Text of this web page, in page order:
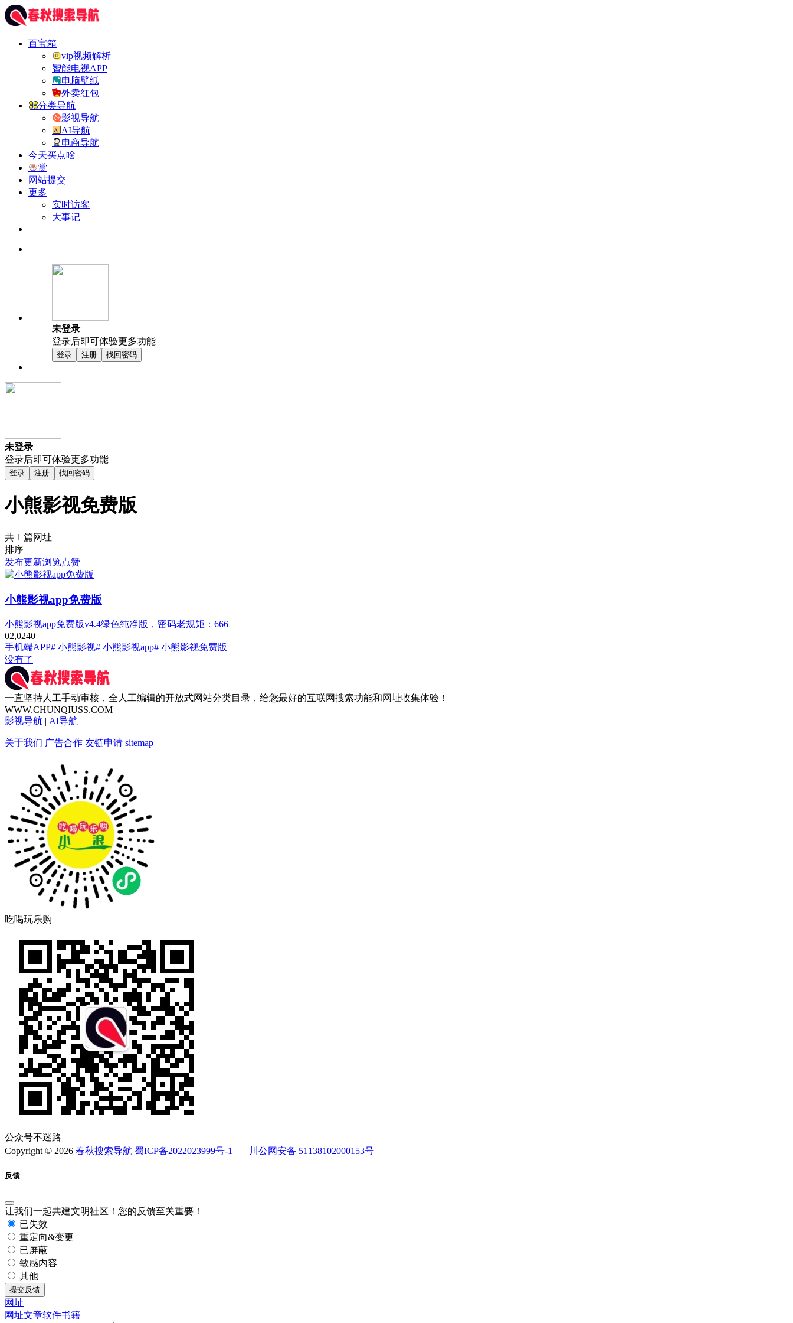
百宝箱
vip视频解析
智能电视APP
电脑壁纸
外卖红包
分类导航
影视导航
AI导航
电商导航
今天买点啥
赏
网站提交
更多
实时访客
大事记
未登录
登录后即可体验更多功能
登录 注册 找回密码
未登录
登录后即可体验更多功能
登录 注册 找回密码
小熊影视免费版
共 1 篇网址
排序
发布更新浏览点赞
小熊影视app免费版
小熊影视app免费版v4.4绿色纯净版，密码老规矩：666
02,0240
手机端APP# 小熊影视# 小熊影视app# 小熊影视免费版
没有了
一直坚持人工手动审核，全人工编辑的开放式网站分类目录，给您最好的互联网搜索功能和网址收集体验！
WWW.CHUNQIUSS.COM
影视导航 | AI导航
关于我们 广告合作 友链申请 sitemap
吃喝玩乐购
公众号不迷路
Copyright © 2026 春秋搜索导航 蜀ICP备2022023999号-1 川公网安备 51138102000153号
反馈
让我们一起共建文明社区！您的反馈至关重要！
已失效
重定向&变更
已屏蔽
敏感内容
其他
提交反馈
网址
网址文章软件书籍